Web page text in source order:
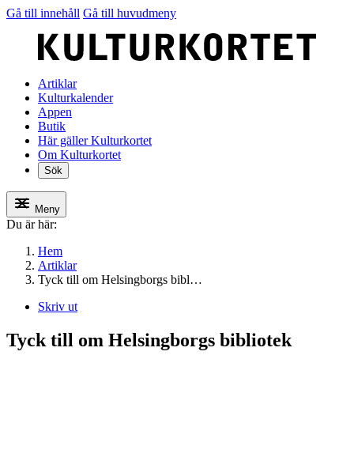
Gå till innehåll Gå till huvudmeny
Artiklar
Kulturkalender
Appen
Butik
Här gäller Kulturkortet
Om Kulturkortet
Sök
Meny
Du är här:
Hem
Artiklar
Tyck till om Helsingborgs bibl…
Skriv ut
Tyck till om Helsingborgs bibliotek